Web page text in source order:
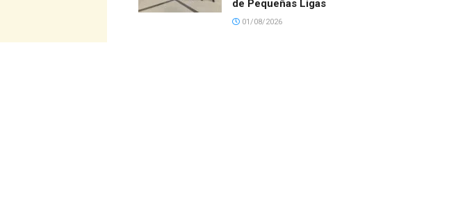
de Pequeñas Ligas
01/08/2026